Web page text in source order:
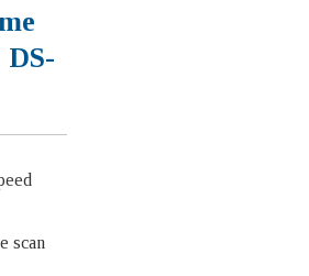
scan